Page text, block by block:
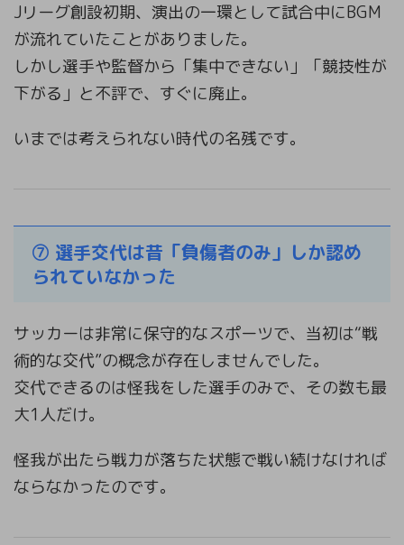
Jリーグ創設初期、演出の一環として試合中にBGM
が流れていたことがありました。
しかし選手や監督から「集中できない」「競技性が
下がる」と不評で、すぐに廃止。
いまでは考えられない時代の名残です。
⑦ 選手交代は昔「負傷者のみ」しか認め
られていなかった
サッカーは非常に保守的なスポーツで、当初は“戦
術的な交代”の概念が存在しませんでした。
交代できるのは怪我をした選手のみで、その数も最
大1人だけ。
怪我が出たら戦力が落ちた状態で戦い続けなければ
ならなかったのです。